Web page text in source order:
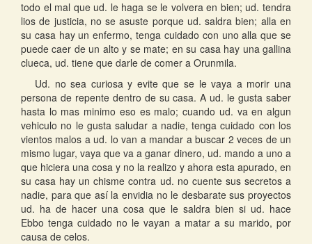
todo el mal que ud. le haga se le volvera en bien; ud. tendra
lios de justicia, no se asuste porque ud. saldra bien; alla en
su casa hay un enfermo, tenga cuidado con uno alla que se
puede caer de un alto y se mate; en su casa hay una gallina
clueca, ud. tiene que darle de comer a Orunmila.
Ud. no sea curiosa y evite que se le vaya a morir una
persona de repente dentro de su casa. A ud. le gusta saber
hasta lo mas minimo eso es malo; cuando ud. va en algun
vehiculo no le gusta saludar a nadie, tenga cuidado con los
vientos malos a ud. lo van a mandar a buscar 2 veces de un
mismo lugar, vaya que va a ganar dinero, ud. mando a uno a
que hiciera una cosa y no la realizo y ahora esta apurado, en
su casa hay un chisme contra ud. no cuente sus secretos a
nadie, para que así la envidia no le desbarate sus proyectos
ud. ha de hacer una cosa que le saldra bien si ud. hace
Ebbo tenga cuidado no le vayan a matar a su marido, por
causa de celos.